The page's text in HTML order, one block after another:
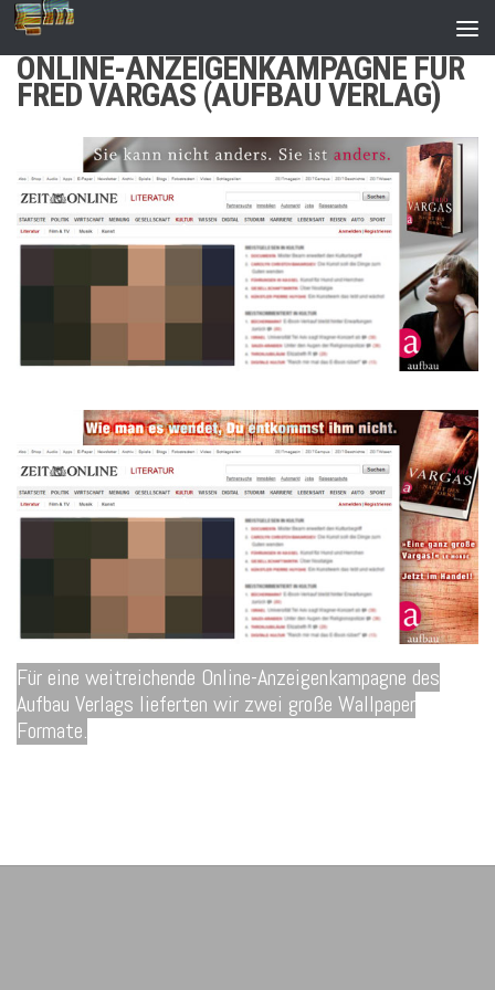
Zum Inhalt springen
ONLINE-ANZEIGENKAMPAGNE FÜR
FRED VARGAS (AUFBAU VERLAG)
Für eine weitreichende Online-Anzeigenkampagne des
Aufbau Verlags lieferten wir zwei große Wallpaper
Formate.